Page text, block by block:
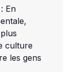
En
culture
les gens